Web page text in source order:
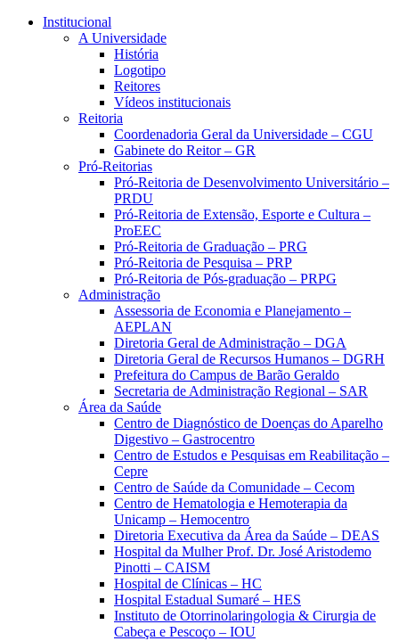
Conteúdo principal
Institucional
A Universidade
História
Logotipo
Reitores
Vídeos institucionais
Reitoria
Coordenadoria Geral da Universidade – CGU
Gabinete do Reitor – GR
Pró-Reitorias
Pró-Reitoria de Desenvolvimento Universitário –
PRDU
Pró-Reitoria de Extensão, Esporte e Cultura –
ProEEC
Pró-Reitoria de Graduação – PRG
Pró-Reitoria de Pesquisa – PRP
Pró-Reitoria de Pós-graduação – PRPG
Administração
Assessoria de Economia e Planejamento –
AEPLAN
Diretoria Geral de Administração – DGA
Diretoria Geral de Recursos Humanos – DGRH
Prefeitura do Campus de Barão Geraldo
Secretaria de Administração Regional – SAR
Área da Saúde
Centro de Diagnóstico de Doenças do Aparelho
Digestivo – Gastrocentro
Centro de Estudos e Pesquisas em Reabilitação –
Cepre
Centro de Saúde da Comunidade – Cecom
Centro de Hematologia e Hemoterapia da
Unicamp – Hemocentro
Diretoria Executiva da Área da Saúde – DEAS
Hospital da Mulher Prof. Dr. José Aristodemo
Pinotti – CAISM
Hospital de Clínicas – HC
Hospital Estadual Sumaré – HES
Instituto de Otorrinolaringologia & Cirurgia de
Cabeça e Pescoço – IOU